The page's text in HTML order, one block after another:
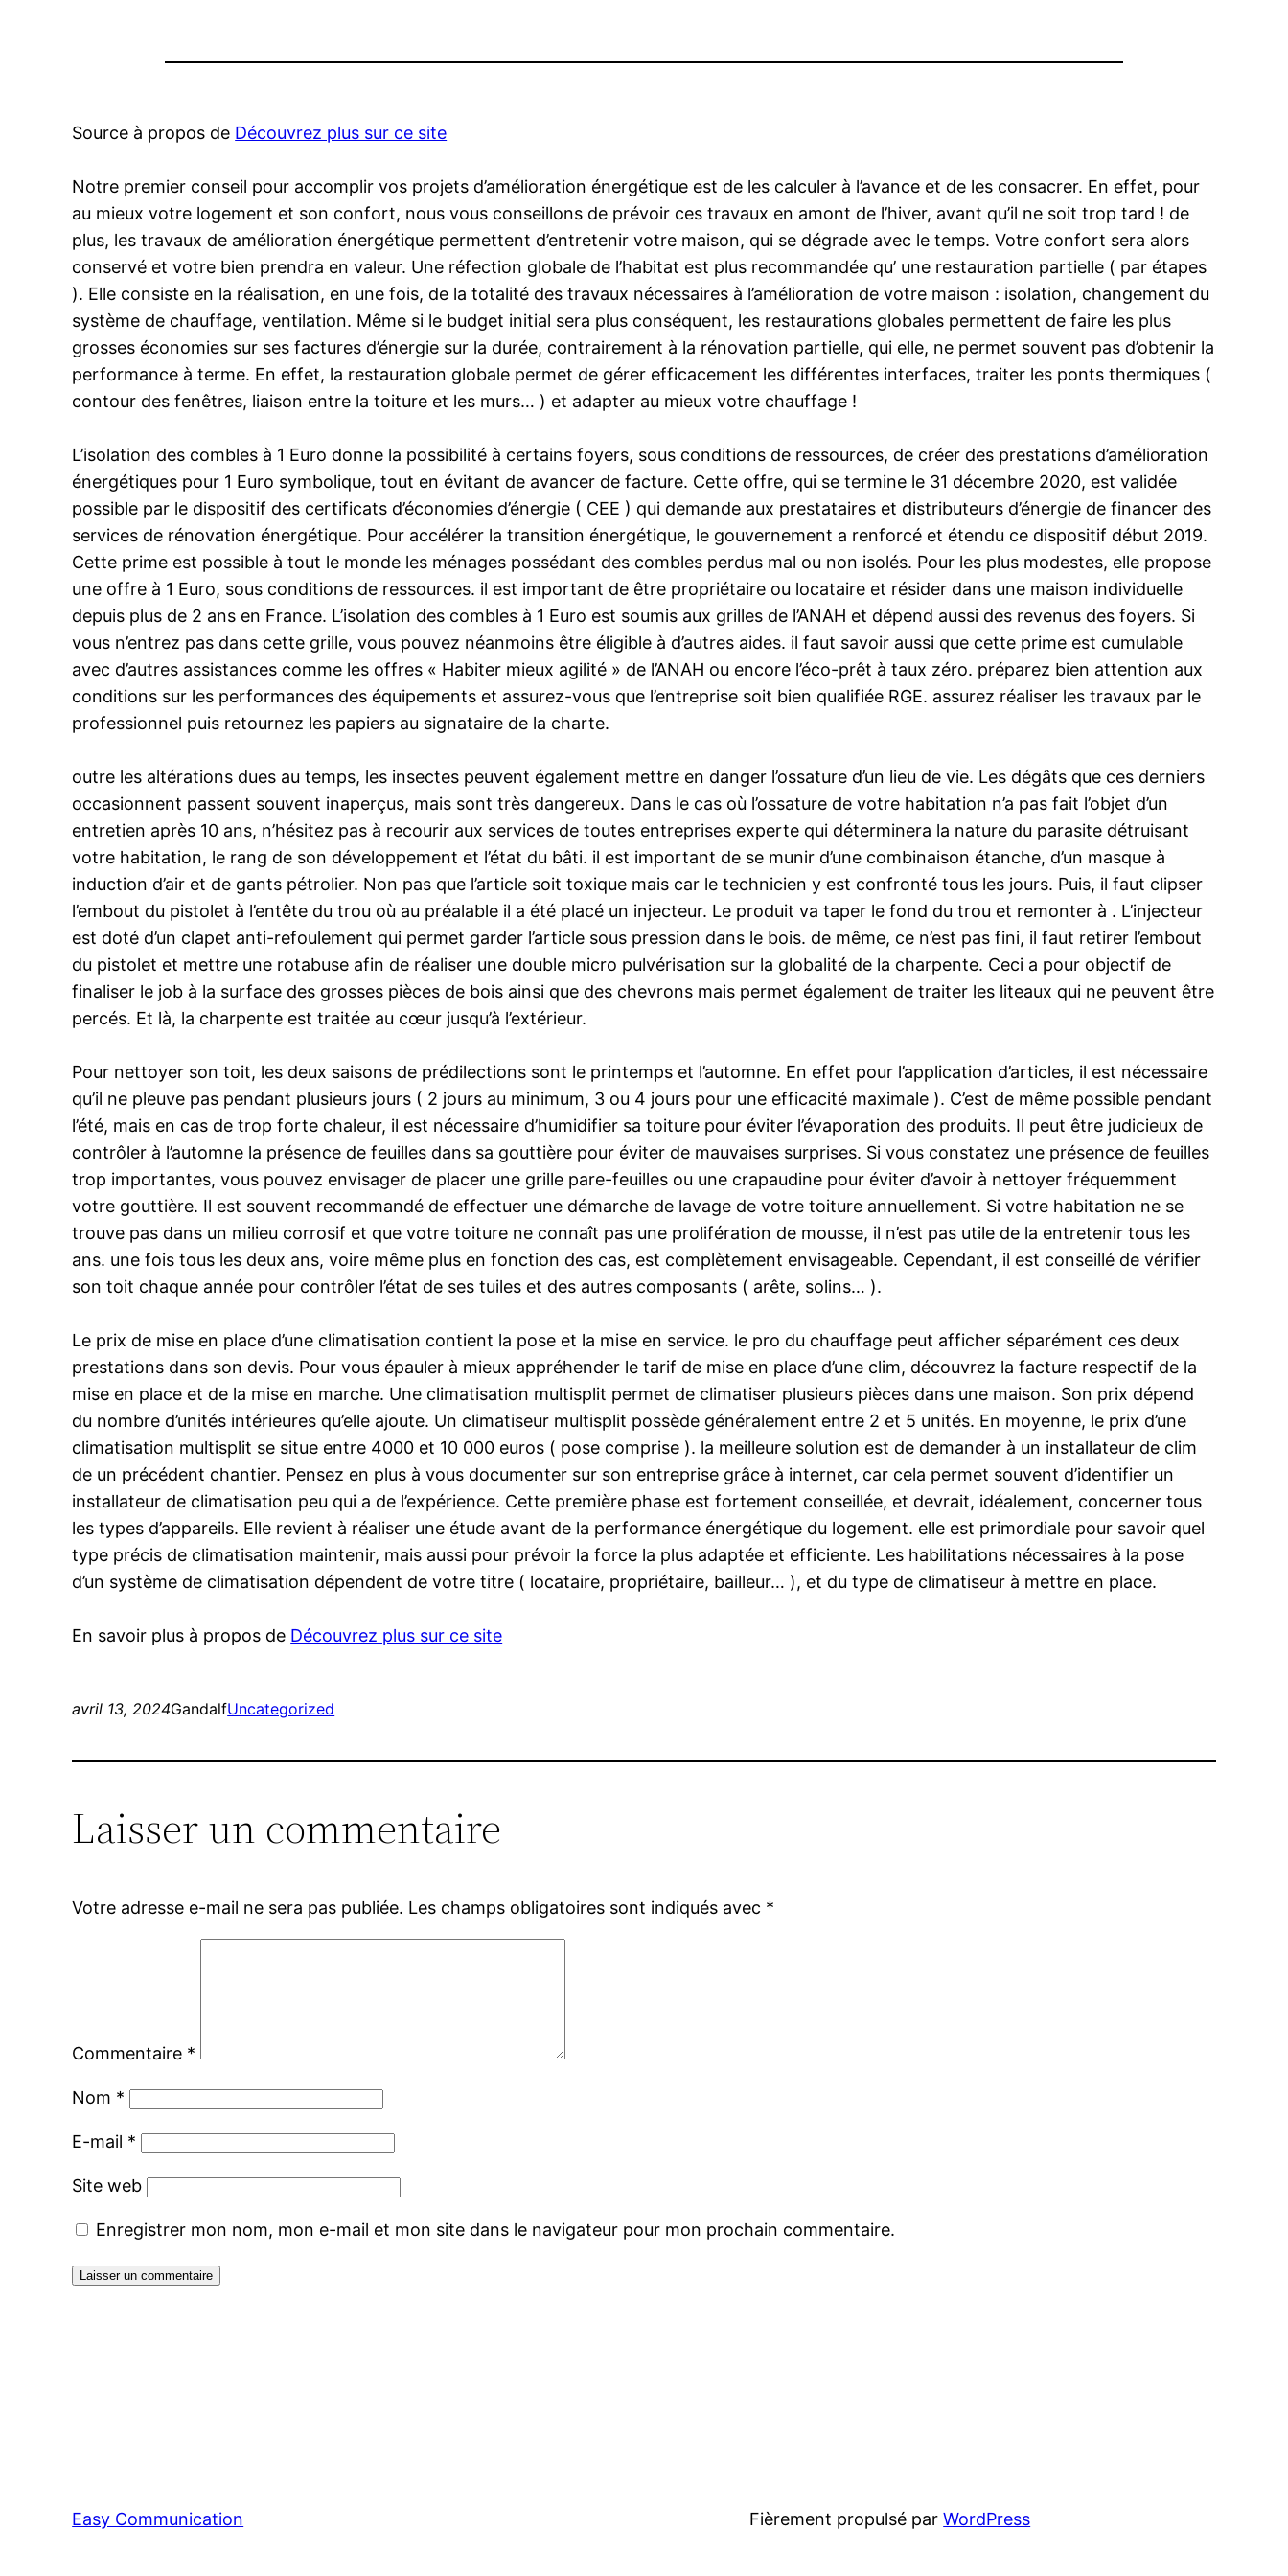
Source à propos de Découvrez plus sur ce site
Notre premier conseil pour accomplir vos projets d’amélioration énergétique est de les calculer à l’avance et de les consacrer. En effet, pour
au mieux votre logement et son confort, nous vous conseillons de prévoir ces travaux en amont de l’hiver, avant qu’il ne soit trop tard ! de
plus, les travaux de amélioration énergétique permettent d’entretenir votre maison, qui se dégrade avec le temps. Votre confort sera alors
conservé et votre bien prendra en valeur. Une réfection globale de l’habitat est plus recommandée qu’ une restauration partielle ( par étapes
). Elle consiste en la réalisation, en une fois, de la totalité des travaux nécessaires à l’amélioration de votre maison : isolation, changement du
système de chauffage, ventilation. Même si le budget initial sera plus conséquent, les restaurations globales permettent de faire les plus
grosses économies sur ses factures d’énergie sur la durée, contrairement à la rénovation partielle, qui elle, ne permet souvent pas d’obtenir la
performance à terme. En effet, la restauration globale permet de gérer efficacement les différentes interfaces, traiter les ponts thermiques (
contour des fenêtres, liaison entre la toiture et les murs… ) et adapter au mieux votre chauffage !
L’isolation des combles à 1 Euro donne la possibilité à certains foyers, sous conditions de ressources, de créer des prestations d’amélioration
énergétiques pour 1 Euro symbolique, tout en évitant de avancer de facture. Cette offre, qui se termine le 31 décembre 2020, est validée
possible par le dispositif des certificats d’économies d’énergie ( CEE ) qui demande aux prestataires et distributeurs d’énergie de financer des
services de rénovation énergétique. Pour accélérer la transition énergétique, le gouvernement a renforcé et étendu ce dispositif début 2019.
Cette prime est possible à tout le monde les ménages possédant des combles perdus mal ou non isolés. Pour les plus modestes, elle propose
une offre à 1 Euro, sous conditions de ressources. il est important de être propriétaire ou locataire et résider dans une maison individuelle
depuis plus de 2 ans en France. L’isolation des combles à 1 Euro est soumis aux grilles de l’ANAH et dépend aussi des revenus des foyers. Si
vous n’entrez pas dans cette grille, vous pouvez néanmoins être éligible à d’autres aides. il faut savoir aussi que cette prime est cumulable
avec d’autres assistances comme les offres « Habiter mieux agilité » de l’ANAH ou encore l’éco-prêt à taux zéro. préparez bien attention aux
conditions sur les performances des équipements et assurez-vous que l’entreprise soit bien qualifiée RGE. assurez réaliser les travaux par le
professionnel puis retournez les papiers au signataire de la charte.
outre les altérations dues au temps, les insectes peuvent également mettre en danger l’ossature d’un lieu de vie. Les dégâts que ces derniers
occasionnent passent souvent inaperçus, mais sont très dangereux. Dans le cas où l’ossature de votre habitation n’a pas fait l’objet d’un
entretien après 10 ans, n’hésitez pas à recourir aux services de toutes entreprises experte qui déterminera la nature du parasite détruisant
votre habitation, le rang de son développement et l’état du bâti. il est important de se munir d’une combinaison étanche, d’un masque à
induction d’air et de gants pétrolier. Non pas que l’article soit toxique mais car le technicien y est confronté tous les jours. Puis, il faut clipser
l’embout du pistolet à l’entête du trou où au préalable il a été placé un injecteur. Le produit va taper le fond du trou et remonter à . L’injecteur
est doté d’un clapet anti-refoulement qui permet garder l’article sous pression dans le bois. de même, ce n’est pas fini, il faut retirer l’embout
du pistolet et mettre une rotabuse afin de réaliser une double micro pulvérisation sur la globalité de la charpente. Ceci a pour objectif de
finaliser le job à la surface des grosses pièces de bois ainsi que des chevrons mais permet également de traiter les liteaux qui ne peuvent être
percés. Et là, la charpente est traitée au cœur jusqu’à l’extérieur.
Pour nettoyer son toit, les deux saisons de prédilections sont le printemps et l’automne. En effet pour l’application d’articles, il est nécessaire
qu’il ne pleuve pas pendant plusieurs jours ( 2 jours au minimum, 3 ou 4 jours pour une efficacité maximale ). C’est de même possible pendant
l’été, mais en cas de trop forte chaleur, il est nécessaire d’humidifier sa toiture pour éviter l’évaporation des produits. Il peut être judicieux de
contrôler à l’automne la présence de feuilles dans sa gouttière pour éviter de mauvaises surprises. Si vous constatez une présence de feuilles
trop importantes, vous pouvez envisager de placer une grille pare-feuilles ou une crapaudine pour éviter d’avoir à nettoyer fréquemment
votre gouttière. Il est souvent recommandé de effectuer une démarche de lavage de votre toiture annuellement. Si votre habitation ne se
trouve pas dans un milieu corrosif et que votre toiture ne connaît pas une prolifération de mousse, il n’est pas utile de la entretenir tous les
ans. une fois tous les deux ans, voire même plus en fonction des cas, est complètement envisageable. Cependant, il est conseillé de vérifier
son toit chaque année pour contrôler l’état de ses tuiles et des autres composants ( arête, solins… ).
Le prix de mise en place d’une climatisation contient la pose et la mise en service. le pro du chauffage peut afficher séparément ces deux
prestations dans son devis. Pour vous épauler à mieux appréhender le tarif de mise en place d’une clim, découvrez la facture respectif de la
mise en place et de la mise en marche. Une climatisation multisplit permet de climatiser plusieurs pièces dans une maison. Son prix dépend
du nombre d’unités intérieures qu’elle ajoute. Un climatiseur multisplit possède généralement entre 2 et 5 unités. En moyenne, le prix d’une
climatisation multisplit se situe entre 4000 et 10 000 euros ( pose comprise ). la meilleure solution est de demander à un installateur de clim
de un précédent chantier. Pensez en plus à vous documenter sur son entreprise grâce à internet, car cela permet souvent d’identifier un
installateur de climatisation peu qui a de l’expérience. Cette première phase est fortement conseillée, et devrait, idéalement, concerner tous
les types d’appareils. Elle revient à réaliser une étude avant de la performance énergétique du logement. elle est primordiale pour savoir quel
type précis de climatisation maintenir, mais aussi pour prévoir la force la plus adaptée et efficiente. Les habilitations nécessaires à la pose
d’un système de climatisation dépendent de votre titre ( locataire, propriétaire, bailleur… ), et du type de climatiseur à mettre en place.
En savoir plus à propos de Découvrez plus sur ce site
avril 13, 2024GandalfUncategorized
Laisser un commentaire
Votre adresse e-mail ne sera pas publiée. Les champs obligatoires sont indiqués avec *
Commentaire *
Nom *
E-mail *
Site web
Enregistrer mon nom, mon e-mail et mon site dans le navigateur pour mon prochain commentaire.
Easy Communication Fièrement propulsé parWordPress